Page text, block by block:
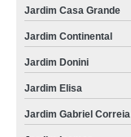
Jardim Casa Grande
Jardim Continental
Jardim Donini
Jardim Elisa
Jardim Gabriel Correia